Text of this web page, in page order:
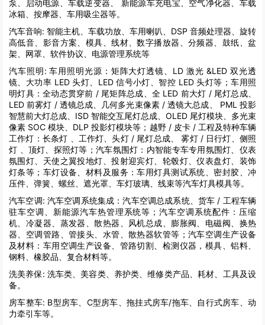
泵、启动电源、车载逆变器、 新能源车充电宝、空气净化器、车载
冰箱、按摩器、车用吸尘器等。
汽车音响: 智能主机、车载功放、车用喇叭、DSP 音频处理器、旋转
高低音、影音方案、模具、线材、数字播放器、分频器、鼓纸、盆
架、网罩、软件协议、电源管理系统等
汽车照明: 车用照明光源：矩阵大灯透镜、LD 激光 &LED 双光透
镜、大功率 LED 头灯、LED 信号小灯、智控 LED 头灯等；车用照
明灯具：全动态贯穿前 / 尾矩阵总成、全 LED 前大灯 / 尾灯总成、
LED 前雾灯 / 透镜总成、几何多光束像素 / 透镜大总成、 PML 投影
智慧前大灯总成、ISD 智能交互尾灯总成、OLED 尾灯模块、多光束
像素 SOC 模块、DLP 投影灯模块等；越野 / 皮卡 / 工程及特种车辆
工作灯：长条灯 、工作灯、头灯 / 尾灯总成、 雾灯 / 日行灯、侧照
灯 、顶灯、探照灯等；汽车氛围灯：内智能专车专用氛围灯、仪表
氛围灯、天使之翼投地灯、投射迎宾灯、轮毂灯、仪表盘灯、装饰
灯条等；车灯设备、材料及服务：车用灯具测试系统、密封胶、冲
压件、弹簧、螺丝、遮光罩、车灯玻璃、线束等汽车灯具模具等。
汽车空调: 汽车空调系统集成：汽车空调总成系统、货车 / 工程车辆
驻车空调、新能源汽车热管理系统等；汽车空调系统配件：压缩
机、冷凝器、蒸发器、散热器、风机总成、膨胀阀、电磁阀、换热
器、空调管路、管接头、水管、散热器软管等；汽车空调生产设备
及材料：车用空调生产设备、管路切割、检测仪器，模具、铝料、
钢料、橡胶品、复合材料等。
洗美养保: 洗车类、美容类、养护类、维修类产品、耗材、工具及设
备。
房车整车: B型房车、C型房车、拖挂式房车/拖车、自行式房车、动
力牵引车等。